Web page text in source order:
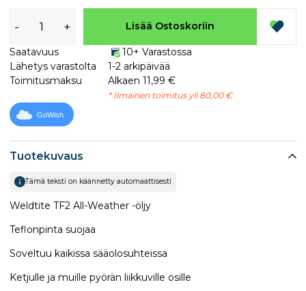
Tuotekuvaus
Tämä teksti on käännetty automaattisesti
Weldtite TF2 All-Weather -öljy
Teflonpinta suojaa
Soveltuu kaikissa sääolosuhteissa
Ketjulle ja muille pyörän liikkuville osille
- + Lisää Ostoskoriin
Saatavuus
10+ Varastossa
Lähetys varastolta
1-2 arkipäivää
Toimitusmaksu
Alkaen 11,99 €
* Ilmainen toimitus yli 80,00 €
GoWish